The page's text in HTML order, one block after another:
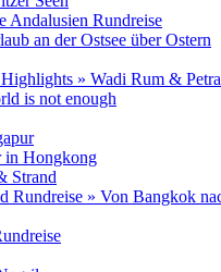
Andalusien Rundreise
an der Ostsee über Ostern
» Wadi Rum & Petra
is not enough
in Hongkong
Strand
Rundreise » Von Bangkok